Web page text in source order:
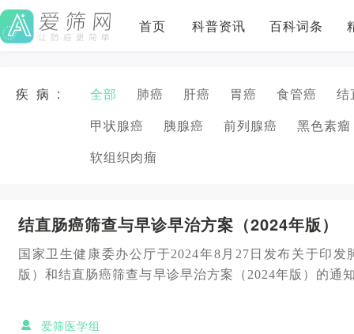
首页 科普资讯 百科词条
疾病: 全部 肺癌 肝癌 胃癌 食管癌
结
甲状腺癌
胰腺癌 前列腺癌
黑色素瘤
软组织肉瘤
结直肠癌筛查与早诊早治方案（2024年版）
国家卫生健康委办公厅于2024年8月27日发布关于印
版）和结直肠癌筛查与早诊早治方案（2024年版）的通
爱筛医学组